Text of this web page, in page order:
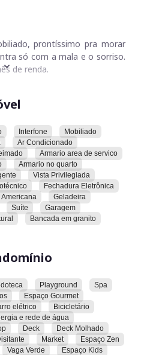
prontíssimo pra morar
só com a mala e o sorriso.
de renda.
investimento redondo, sem
Interfone
Mobiliado
Ar Condicionado
Armario area de servico
Armario no quarto
Vista Privilegiada
Fechadura Eletrônica
Geladeira
Suíte
Garagem
Bancada em granito
Playground
Spa
Espaço Gourmet
elétrico
Bicicletário
e rede de água
Deck
Deck Molhado
Market
Espaço Zen
Vaga Verde
Espaço Kids